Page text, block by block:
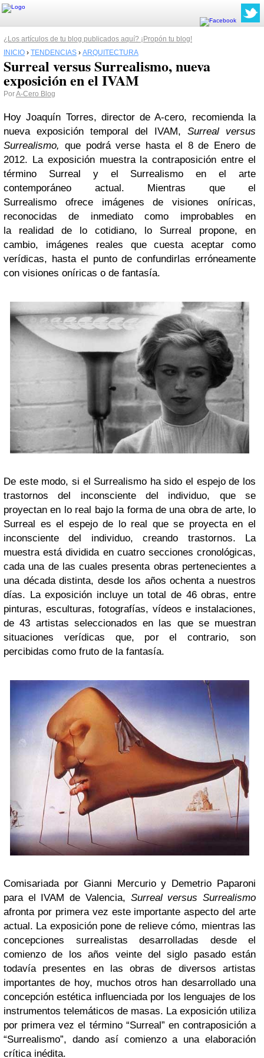
¿Los artículos de tu blog publicados aquí? ¡Propón tu blog!
INICIO › TENDENCIAS › ARQUITECTURA
Surreal versus Surrealismo, nueva
exposición en el IVAM
PorA-Cero Blog
Hoy Joaquín Torres, director de A-cero, recomienda la
nueva exposición temporal del IVAM, Surreal versus
Surrealismo, que podrá verse hasta el 8 de Enero de
2012. La exposición muestra la contraposición entre el
término Surreal y el Surrealismo en el arte
contemporáneo actual. Mientras que el
Surrealismo ofrece imágenes de visiones oníricas,
reconocidas de inmediato como improbables en
la realidad de lo cotidiano, lo Surreal propone, en
cambio, imágenes reales que cuesta aceptar como
verídicas, hasta el punto de confundirlas erróneamente
con visiones oníricas o de fantasía.
De este modo, si el Surrealismo ha sido el espejo de los
trastornos del inconsciente del individuo, que se
proyectan en lo real bajo la forma de una obra de arte, lo
Surreal es el espejo de lo real que se proyecta en el
inconsciente del individuo, creando trastornos. La
muestra está dividida en cuatro secciones cronológicas,
cada una de las cuales presenta obras pertenecientes a
una década distinta, desde los años ochenta a nuestros
días. La exposición incluye un total de 46 obras, entre
pinturas, esculturas, fotografías, vídeos e instalaciones,
de 43 artistas seleccionados en las que se muestran
situaciones verídicas que, por el contrario, son
percibidas como fruto de la fantasía.
Comisariada por Gianni Mercurio y Demetrio Paparoni
para el IVAM de Valencia, Surreal versus Surrealismo
afronta por primera vez este importante aspecto del arte
actual. La exposición pone de relieve cómo, mientras las
concepciones surrealistas desarrolladas desde el
comienzo de los años veinte del siglo pasado están
todavía presentes en las obras de diversos artistas
importantes de hoy, muchos otros han desarrollado una
concepción estética influenciada por los lenguajes de los
instrumentos telemáticos de masas. La exposición utiliza
por primera vez el término “Surreal” en contraposición a
“Surrealismo”, dando así comienzo a una elaboración
crítica inédita.